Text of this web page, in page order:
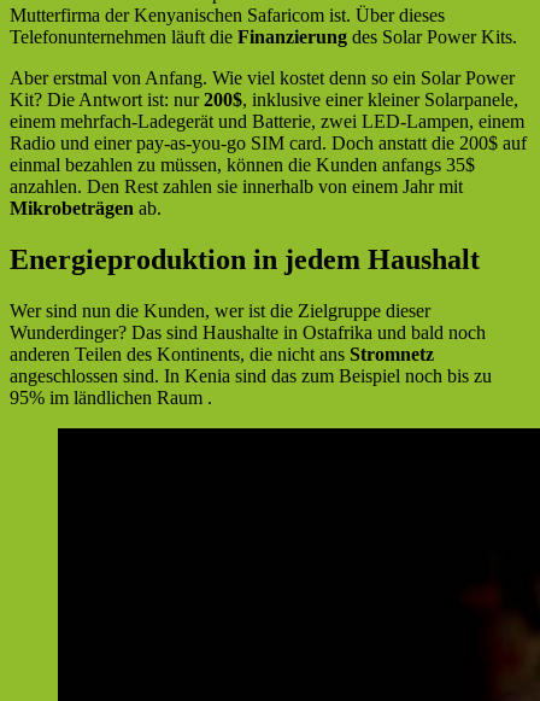
Mutterfirma der Kenyanischen Safaricom ist. Über dieses
Telefonunternehmen läuft die Finanzierung des Solar Power Kits.
Aber erstmal von Anfang. Wie viel kostet denn so ein Solar Power
Kit? Die Antwort ist: nur200$, inklusive einer kleiner Solarpanele,
einem mehrfach-Ladegerät und Batterie, zwei LED-Lampen, einem
Radio und einer pay-as-you-go SIM card. Doch anstatt die 200$ auf
einmal bezahlen zu müssen, können die Kunden anfangs 35$
anzahlen. Den Rest zahlen sie innerhalb von einem Jahr mit
Mikrobeträgen ab.
Energieproduktion in jedem Haushalt
Wer sind nun die Kunden, wer ist die Zielgruppe dieser
Wunderdinger? Das sind Haushalte in Ostafrika und bald noch
anderen Teilen des Kontinents, die nicht ans Stromnetz
angeschlossen sind. In Kenia sind das zum Beispiel noch bis zu
95% im ländlichen Raum .